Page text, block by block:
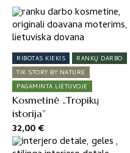
RIBOTAS KIEKIS
RANKŲ DARBO
TIK STORY BY NATURE
PAGAMINTA LIETUVOJE
Kosmetinė „Tropikų
istorija”
32,00€